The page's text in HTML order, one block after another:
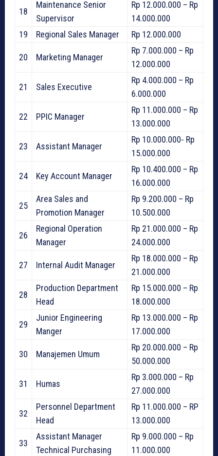
18
Maintenance Senior
Supervisor
Rp 12.000.000 – Rp
14.000.000
19
Regional Sales Manager Rp 12.000.000
20 Marketing Manager
Rp 7.000.000 – Rp
12.000.000
21 Sales Executive
Rp 4.000.000 – Rp
6.000.000
22 PPIC Manager
Rp 11.000.000 – Rp
13.000.000
23 Assistant Manager
Rp 10.000.000- Rp
15.000.000
24 Key Account Manager
Rp 10.400.000 – Rp
16.000.000
25
Area Sales and
Promotion Manager
Rp 9.200.000 – Rp
10.500.000
26
Regional Operation
Manager
Rp 21.000.000 – Rp
24.000.000
27 Internal Audit Manager
Rp 18.000.000 – Rp
21.000.000
28
Production Department
Head
Rp 15.000.000 – Rp
18.000.000
29
Junior Engineering
Manger
Rp 13.000.000 – Rp
17.000.000
30 Manajemen Umum
Rp 20.000.000 – Rp
50.000.000
31 Humas
Rp 3.000.000 – Rp
27.000.000
32
Personnel Department
Head
Rp 11.000.000 – RP
13.000.000
33
Assistant Manager
Technical Purchasing
Rp 9.000.000 – Rp
11.000.000